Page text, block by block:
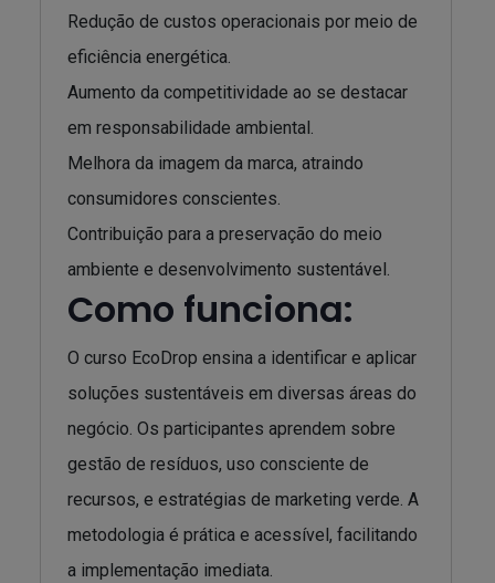
Redução de custos operacionais por meio de
eficiência energética.
Aumento da competitividade ao se destacar
em responsabilidade ambiental.
Melhora da imagem da marca, atraindo
consumidores conscientes.
Contribuição para a preservação do meio
ambiente e desenvolvimento sustentável.
Como funciona:
O curso EcoDrop ensina a identificar e aplicar
soluções sustentáveis em diversas áreas do
negócio. Os participantes aprendem sobre
gestão de resíduos, uso consciente de
recursos, e estratégias de marketing verde. A
metodologia é prática e acessível, facilitando
a implementação imediata.